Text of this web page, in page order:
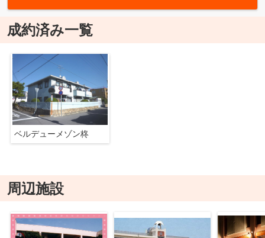
成約済み一覧
ベルデューメゾン柊
周辺施設